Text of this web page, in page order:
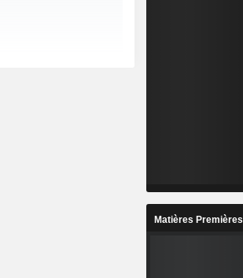
Matières Premières